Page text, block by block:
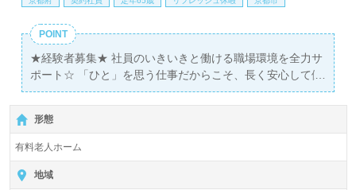
POINT
★経験者募集★ 社員のいきいきと働ける職場環境を全力サ
ポート☆ 「ひと」を思う仕事だからこそ、長く安心して働
ける環境を整えていきます。 充実した福利厚生・教育制度
の下、洛和会で一緒に働きませんか？
形態
有料老人ホーム
地域